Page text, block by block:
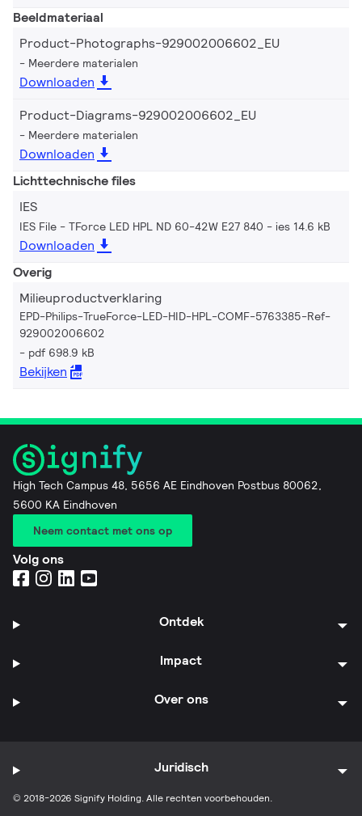
Beeldmateriaal
Product-Photographs-929002006602_EU
Meerdere materialen
Downloaden
Product-Diagrams-929002006602_EU
Meerdere materialen
Downloaden
Lichttechnische files
IES
IES File - TForce LED HPL ND 60-42W E27 840 ies 14.6 kB
Downloaden
Overig
Milieuproductverklaring
EPD-Philips-TrueForce-LED-HID-HPL-COMF-5763385-Ref-
929002006602
pdf 698.9 kB
Bekijken
High Tech Campus 48, 5656 AE Eindhoven Postbus 80062,
5600 KA Eindhoven
Neem contact met ons op
Volg ons
Ontdek
Impact
Over ons
© 2018-2026 Signify Holding. Alle rechten voorbehouden.
Juridisch